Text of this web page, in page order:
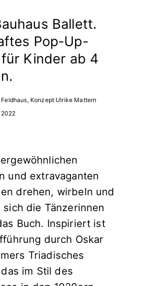
Ballett.
Pop-Up-
Kinder ab 4
Konzept Ulrike Mattern
2022
und extravaganten
drehen, wirbeln und
sich die Tänzerinnen
Buch. Inspiriert ist
durch Oskar
Triadisches
im Stil des